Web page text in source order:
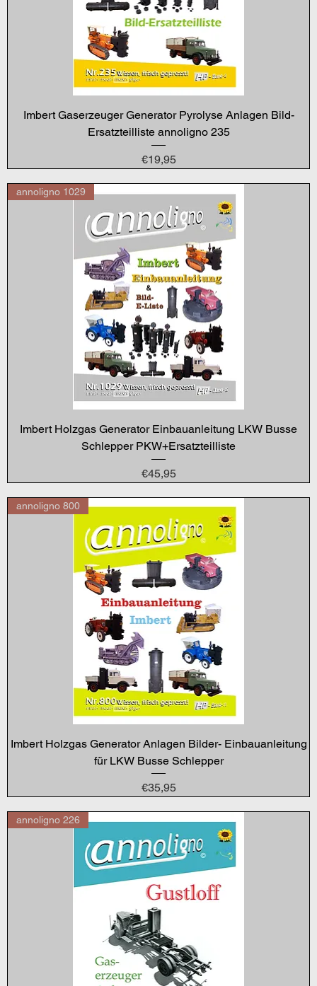
Imbert Gaserzeuger Generator Pyrolyse Anlagen Bild-
Ersatzteilliste annoligno 235
Price
€19,95
annoligno 1029
Imbert Holzgas Generator Einbauanleitung LKW Busse
Schlepper PKW+Ersatzteilliste
Price
€45,95
annoligno 800
Imbert Holzgas Generator Anlagen Bilder- Einbauanleitung
für LKW Busse Schlepper
Price
€35,95
annoligno 226